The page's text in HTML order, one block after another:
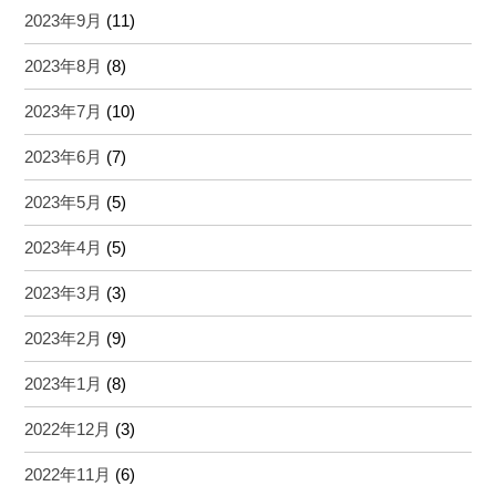
2023年9月 (11)
2023年8月 (8)
2023年7月 (10)
2023年6月 (7)
2023年5月 (5)
2023年4月 (5)
2023年3月 (3)
2023年2月 (9)
2023年1月 (8)
2022年12月 (3)
2022年11月 (6)